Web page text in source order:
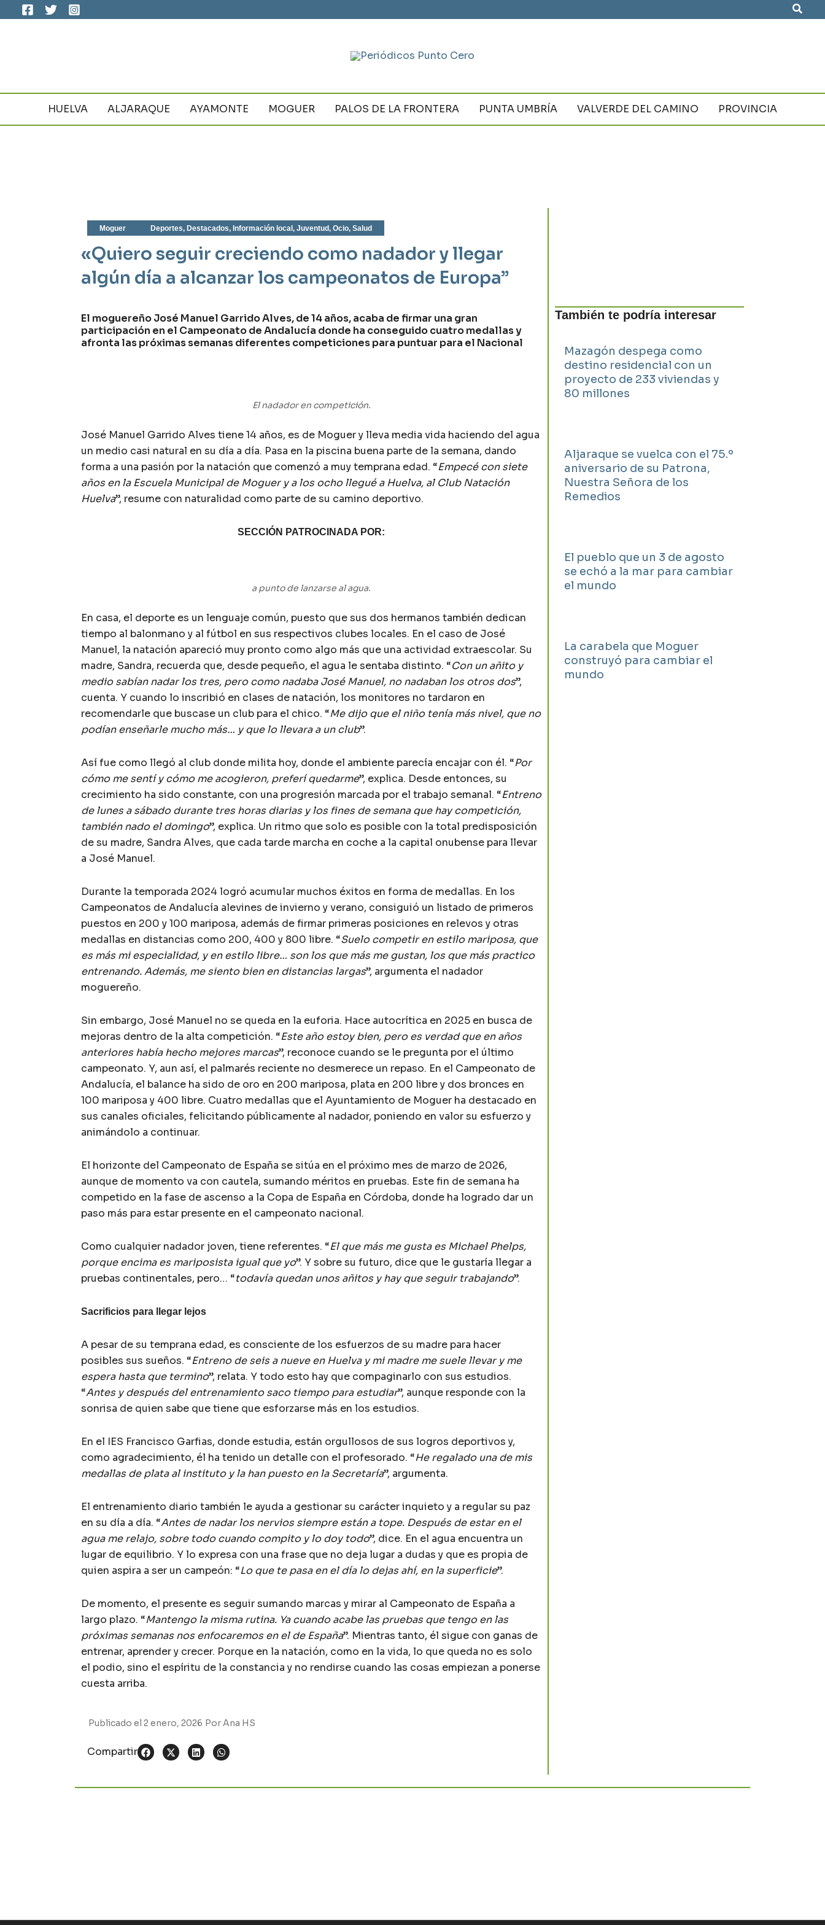
al
HUELVA ALJARAQUE AYAMONTE MOGUER PALOS DE LA FRONTERA PUNTA UMBRÍA VALVERDE DEL CAMINO PROVINCIA
Moguer Deportes, Destacados, Información local , Juventud, Ocio, Salud
«Quiero seguir creciendo como nadador y llegar
algún día a alcanzar los campeonatos de Europa”
El moguereño José Manuel Garrido Alves, de 14 años, acaba de firmar una gran
participación en el Campeonato de Andalucía donde ha conseguido cuatro medallas y
afronta las próximas semanas diferentes competiciones para puntuar para el Nacional
El nadador en competición.
José Manuel Garrido Alves tiene 14 años, es de Moguer y lleva media vida haciendo del agua
un medio casi natural en su día a día. Pasa en la piscina buena parte de la semana, dando
forma a una pasión por la natación que comenzó a muy temprana edad. “Empecé con siete
años en la Escuela Municipal de Moguer y a los ocho llegué a Huelva, al Club Natación
Huelva”, resume con naturalidad como parte de su camino deportivo.
SECCIÓN PATROCINADA POR:
a punto de lanzarse al agua.
En casa, el deporte es un lenguaje común, puesto que sus dos hermanos también dedican
tiempo al balonmano y al fútbol en sus respectivos clubes locales. En el caso de José
Manuel, la natación apareció muy pronto como algo más que una actividad extraescolar. Su
madre, Sandra, recuerda que, desde pequeño, el agua le sentaba distinto. “Con un añito y
medio sabían nadar los tres, pero como nadaba José Manuel, no nadaban los otros dos”,
cuenta. Y cuando lo inscribió en clases de natación, los monitores no tardaron en
recomendarle que buscase un club para el chico. “Me dijo que el niño tenía más nivel, que no
podían enseñarle mucho más… y que lo llevara a un club”.
Así fue como llegó al club donde milita hoy, donde el ambiente parecía encajar con él. “Por
cómo me sentí y cómo me acogieron, preferí quedarme”, explica. Desde entonces, su
crecimiento ha sido constante, con una progresión marcada por el trabajo semanal. “Entreno
de lunes a sábado durante tres horas diarias y los fines de semana que hay competición,
también nado el domingo”, explica. Un ritmo que solo es posible con la total predisposición
de su madre, Sandra Alves, que cada tarde marcha en coche a la capital onubense para llevar
a José Manuel.
Durante la temporada 2024 logró acumular muchos éxitos en forma de medallas. En los
Campeonatos de Andalucía alevines de invierno y verano, consiguió un listado de primeros
puestos en 200 y 100 mariposa, además de firmar primeras posiciones en relevos y otras
medallas en distancias como 200, 400 y 800 libre. “Suelo competir en estilo mariposa, que
es más mi especialidad, y en estilo libre… son los que más me gustan, los que más practico
entrenando. Además, me siento bien en distancias largas”, argumenta el nadador
moguereño.
Sin embargo, José Manuel no se queda en la euforia. Hace autocrítica en 2025 en busca de
mejoras dentro de la alta competición. “Este año estoy bien, pero es verdad que en años
anteriores había hecho mejores marcas”, reconoce cuando se le pregunta por el último
campeonato. Y, aun así, el palmarés reciente no desmerece un repaso. En el Campeonato de
Andalucía, el balance ha sido de oro en 200 mariposa, plata en 200 libre y dos bronces en
100 mariposa y 400 libre. Cuatro medallas que el Ayuntamiento de Moguer ha destacado en
sus canales oficiales, felicitando públicamente al nadador, poniendo en valor su esfuerzo y
animándolo a continuar.
El horizonte del Campeonato de España se sitúa en el próximo mes de marzo de 2026,
aunque de momento va con cautela, sumando méritos en pruebas. Este fin de semana ha
competido en la fase de ascenso a la Copa de España en Córdoba, donde ha logrado dar un
paso más para estar presente en el campeonato nacional.
Como cualquier nadador joven, tiene referentes. “El que más me gusta es Michael Phelps,
porque encima es mariposista igual que yo”. Y sobre su futuro, dice que le gustaría llegar a
pruebas continentales, pero… “todavía quedan unos añitos y hay que seguir trabajando”.
Sacrificios para llegar lejos
A pesar de su temprana edad, es consciente de los esfuerzos de su madre para hacer
posibles sus sueños. “Entreno de seis a nueve en Huelva y mi madre me suele llevar y me
espera hasta que termino”, relata. Y todo esto hay que compaginarlo con sus estudios.
“Antes y después del entrenamiento saco tiempo para estudiar”, aunque responde con la
sonrisa de quien sabe que tiene que esforzarse más en los estudios.
En el IES Francisco Garfias, donde estudia, están orgullosos de sus logros deportivos y,
como agradecimiento, él ha tenido un detalle con el profesorado. “He regalado una de mis
medallas de plata al instituto y la han puesto en la Secretaría”, argumenta.
El entrenamiento diario también le ayuda a gestionar su carácter inquieto y a regular su paz
en su día a día. “Antes de nadar los nervios siempre están a tope. Después de estar en el
agua me relajo, sobre todo cuando compito y lo doy todo”, dice. En el agua encuentra un
lugar de equilibrio. Y lo expresa con una frase que no deja lugar a dudas y que es propia de
quien aspira a ser un campeón: “Lo que te pasa en el día lo dejas ahí, en la superficie”.
De momento, el presente es seguir sumando marcas y mirar al Campeonato de España a
largo plazo. “Mantengo la misma rutina. Ya cuando acabe las pruebas que tengo en las
próximas semanas nos enfocaremos en el de España”. Mientras tanto, él sigue con ganas de
entrenar, aprender y crecer. Porque en la natación, como en la vida, lo que queda no es solo
el podio, sino el espíritu de la constancia y no rendirse cuando las cosas empiezan a ponerse
cuesta arriba.
Publicado el 2 enero, 2026 PorAna HS
Compartir
También te podría interesar
Mazagón despega como
destino residencial con un
proyecto de 233 viviendas y
80 millones
Aljaraque se vuelca con el 75.º
aniversario de su Patrona,
Nuestra Señora de los
Remedios
El pueblo que un 3 de agosto
se echó a la mar para cambiar
el mundo
La carabela que Moguer
construyó para cambiar el
mundo